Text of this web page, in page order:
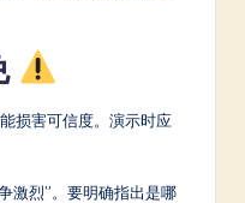
损害可信度。演示时应
激烈”。要明确指出是哪